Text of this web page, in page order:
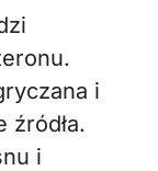
i
źródła.
i